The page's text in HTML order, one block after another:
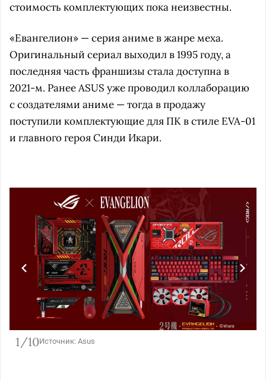
стоимость комплектующих пока неизвестны.
«Евангелион» — серия аниме в жанре меха.
Оригинальный сериал выходил в 1995 году, а
последняя часть франшизы стала доступна в
2021-м. Ранее ASUS уже проводил коллаборацию
с создателями аниме — тогда в продажу
поступили комплектующие для ПК в стиле EVA-01
и главного героя Синди Икари.
1/10Источник: Asus